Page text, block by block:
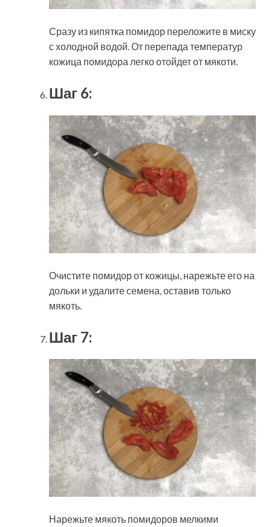
Сразу из кипятка помидор переложите в миску
с холодной водой. От перепада температур
кожица помидора легко отойдет от мякоти.
Шаг 6:
Очистите помидор от кожицы, нарежьте его на
дольки и удалите семена, оставив только
мякоть.
Шаг 7:
Нарежьте мякоть помидоров мелкими